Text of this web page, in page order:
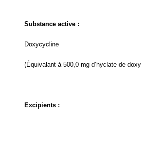
Substance active :
Doxycycline
(Équivalant à 500,0 mg d’hyclate de
Excipients :